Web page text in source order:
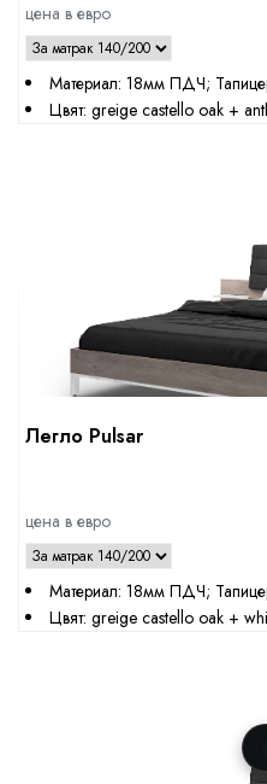
цена в евро
Материал: 18мм ПДЧ;
Цвят: greige castello oak +
Легло Pulsar
цена в евро
Материал: 18мм ПДЧ;
Цвят: greige castello oak +